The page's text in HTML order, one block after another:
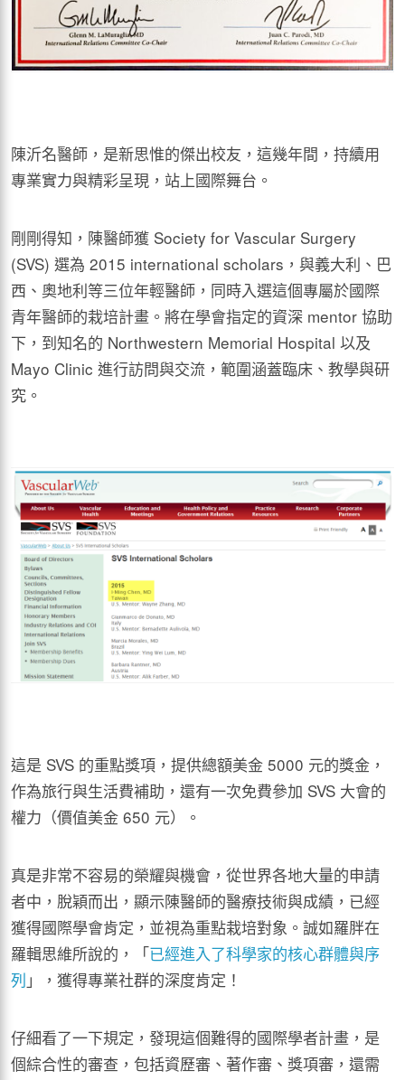
陳沂名醫師，是新思惟的傑出校友，這幾年間，持續用
專業實力與精彩呈現，站上國際舞台。
剛剛得知，陳醫師獲 Society for Vascular Surgery
(SVS) 選為 2015 international scholars，與義大利、巴
西、奧地利等三位年輕醫師，同時入選這個專屬於國際
青年醫師的栽培計畫。將在學會指定的資深 mentor 協助
下，到知名的 Northwestern Memorial Hospital 以及
Mayo Clinic 進行訪問與交流，範圍涵蓋臨床、教學與研
究。
這是 SVS 的重點獎項，提供總額美金 5000 元的獎金，
作為旅行與生活費補助，還有一次免費參加 SVS 大會的
權力（價值美金 650 元）。
真是非常不容易的榮耀與機會，從世界各地大量的申請
者中，脫穎而出，顯示陳醫師的醫療技術與成績，已經
獲得國際學會肯定，並視為重點栽培對象。誠如羅胖在
羅輯思維所說的，「已經進入了科學家的核心群體與序
列 」，獲得專業社群的深度肯定！
仔細看了一下規定，發現這個難得的國際學者計畫，是
個綜合性的審查，包括資歷審、著作審、獎項審，還需